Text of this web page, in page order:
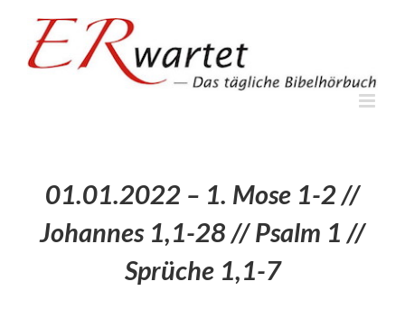
springen
01.01.2022 – 1. Mose 1-2 //
Johannes 1,1-28 // Psalm 1 //
Sprüche 1,1-7